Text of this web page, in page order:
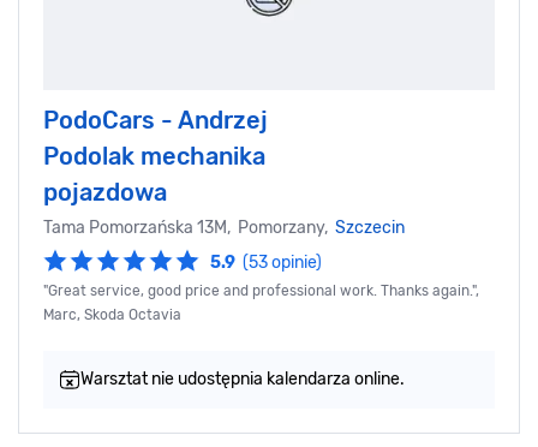
PodoCars - Andrzej
Podolak mechanika
pojazdowa
Tama Pomorzańska 13M, Pomorzany, Szczecin
5.9 (53 opinie)
"Great service, good price and professional work. Thanks again.",
Marc, Skoda Octavia
Warsztat nie udostępnia kalendarza online.